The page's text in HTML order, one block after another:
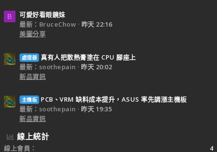
B
可愛好看眼鏡妹
最新：BruceChow
昨天 22:16
美圖分享
處理器 真有人把散熱膏塗在 CPU 腳座上
最新：soothepain
昨天 20:02
新品資訊
主機板
PCB、VRM 缺料成本提升，ASUS 率先調漲主機板
最新：soothepain
昨天 19:35
新品資訊
線上統計
線上會員
4